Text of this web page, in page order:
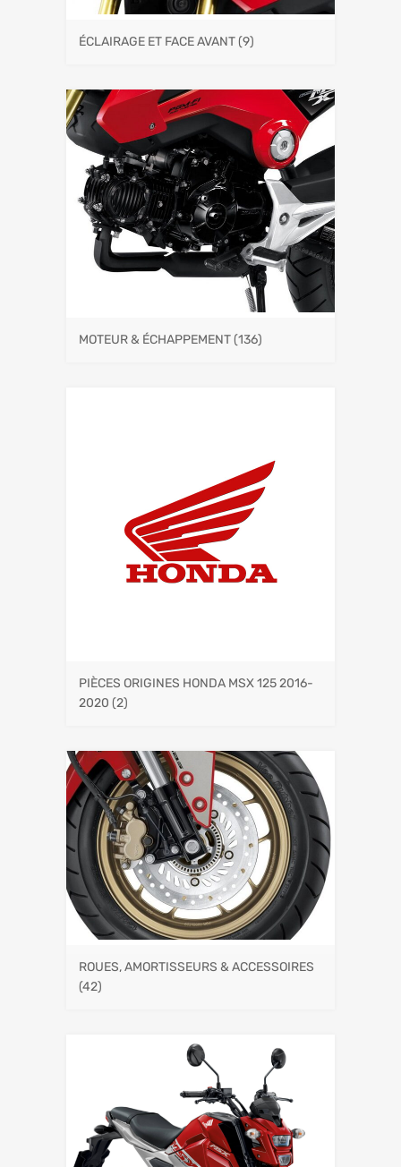
ÉCLAIRAGE ET FACE AVANT(9)
MOTEUR & ÉCHAPPEMENT(136)
PIÈCES ORIGINES HONDA MSX 125 2016-
2020 (2)
ROUES, AMORTISSEURS & ACCESSOIRES
(42)